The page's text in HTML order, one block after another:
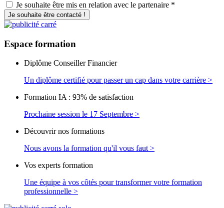
Je souhaite être mis en relation avec le partenaire *
Je souhaite être contacté !
Espace formation
Diplôme Conseiller Financier
Un diplôme certifié pour passer un cap dans votre carrière >
Formation IA : 93% de satisfaction
Prochaine session le 17 Septembre >
Découvrir nos formations
Nous avons la formation qu'il vous faut >
Vos experts formation
Une équipe à vos côtés pour transformer votre formation
professionnelle >